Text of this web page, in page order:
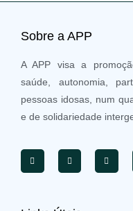
Sobre a APP
A APP visa a
saúde, autonomia,
pessoas idosas, num
e de solidariedade